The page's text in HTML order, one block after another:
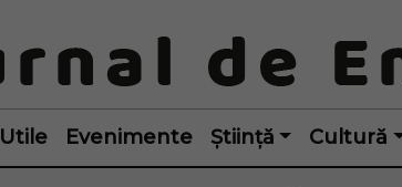
Utile Evenimente Știință Cultură